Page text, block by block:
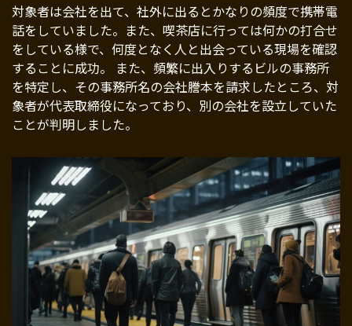
対象者は会社を出て、社外に出るとかなりの頻度で携帯電
話をしていました。また、喫茶店に行っては何かの打合せ
をしている様で、何度となく人と出会っている現場を確認
することに成功。 また、頻繁に出入りするビルの事務所
を特定し、その事務所名の会社謄本を請求したところ、対
象者が代表取締役になっており、別の会社を設立していた
ことが判明しました。